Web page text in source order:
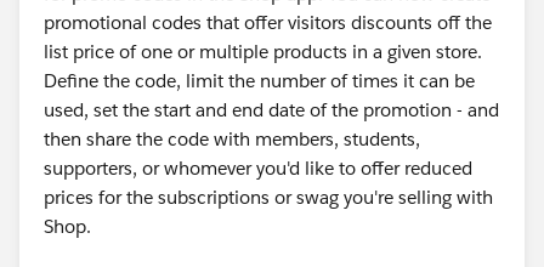
promotional codes that offer visitors discounts off the
list price of one or multiple products in a given store.
Define the code, limit the number of times it can be
used, set the start and end date of the promotion - and
then share the code with members, students,
supporters, or whomever you'd like to offer reduced
prices for the subscriptions or swag you're selling with
Shop.